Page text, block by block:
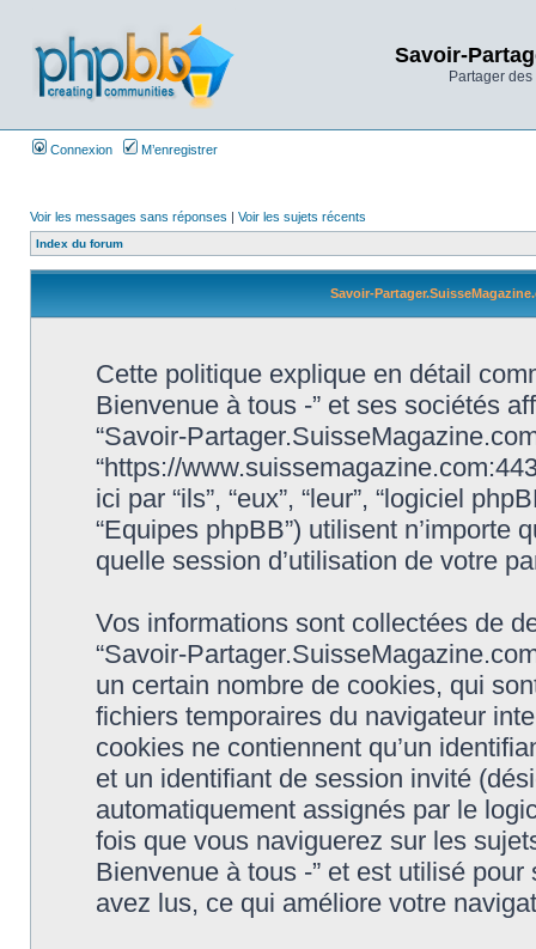
Savoir-
Partager
Connexion M’enregistrer
Voir les messages sans réponses | Voir les sujets récents
Index du forum
Savoir-
Cette politique explique en détail
Bienvenue à tous -” et ses sociétés
“Savoir-
“https://
ici par “ils”, “eux”, “leur”, “logiciel
“Equipes phpBB”) utilisent n’importe
quelle session d’utilisation de votre
Vos informations sont collectées de
“Savoir-
un certain nombre de cookies, qui
fichiers temporaires du navigateur
cookies ne contiennent qu’un
et un identifiant de session invité
automatiquement assignés par le
fois que vous naviguerez sur les
Bienvenue à tous -” et est utilisé
avez lus, ce qui améliore votre